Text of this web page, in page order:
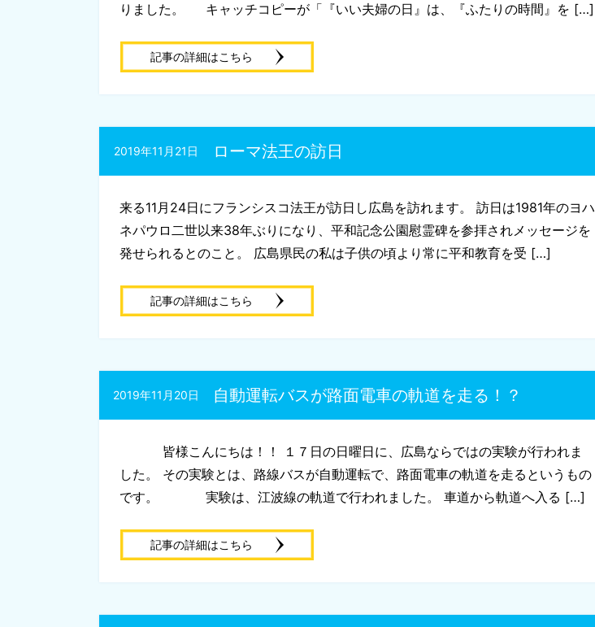
りました。 キャッチコピーが「『いい夫婦の日』は、『ふたりの時間』を […]
記事の詳細はこちら
ローマ法王の訪日
2019年11月21日
来る11月24日にフランシスコ法王が訪日し広島を訪れます。 訪日は1981年のヨハ
ネパウロ二世以来38年ぶりになり、平和記念公園慰霊碑を参拝されメッセージを
発せられるとのこと。 広島県民の私は子供の頃より常に平和教育を受 […]
記事の詳細はこちら
自動運転バスが路面電車の軌道を走る！？
2019年11月20日
皆様こんにちは！！ １７日の日曜日に、広島ならではの実験が行われま
した。 その実験とは、路線バスが自動運転で、路面電車の軌道を走るというもの
です。 実験は、江波線の軌道で行われました。 車道から軌道へ入る […]
記事の詳細はこちら